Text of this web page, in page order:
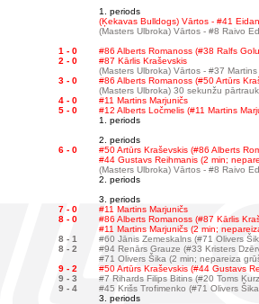
1. periods
(Ķekavas Bulldogs) Vārtos - #41
(Masters Ulbroka) Vārtos - #8 Raivo
1 - 0
#86 Alberts Romanoss (#38 Ralfs
2 - 0
#87 Kārlis Kraševskis
(Masters Ulbroka) Vārtos - #37 Martins
3 - 0
#86 Alberts Romanoss (#50 Artūrs
(Masters Ulbroka) 30 sekunžu
4 - 0
#11 Martins Marjuničs
5 - 0
#12 Alberts Ločmelis (#11 Martins
1. periods
2. periods
6 - 0
#50 Artūrs Kraševskis (#86 Alberts
#44 Gustavs Reihmanis (2 min;
(Masters Ulbroka) Vārtos - #8 Raivo
2. periods
3. periods
7 - 0
#11 Martins Marjuničs
8 - 0
#86 Alberts Romanoss (#87 Kārlis
#11 Martins Marjuničs (2 min;
8 - 1
#60 Jānis Zemeskalns (#71 Olivers
8 - 2
#94 Renārs Grauze (#33 Kristers
#71 Olivers Šika (2 min; nepareiza
9 - 2
#50 Artūrs Kraševskis (#44 Gustavs
9 - 3
#7 Rihards Filips Bitins (#20 Toms
9 - 4
#45 Krišs Trofimenko (#71 Olivers
3. periods